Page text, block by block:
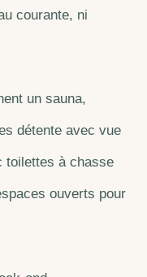
courante, ni
un sauna,
détente avec vue
toilettes à chasse
ouverts pour